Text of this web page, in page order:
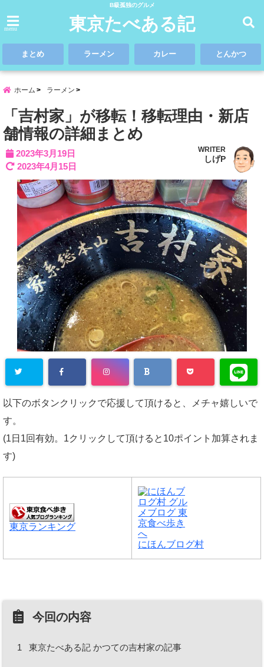
B級孤独のグルメ
menu 東京たべある記
まとめ ラーメン カレー とんかつ
ホーム ラーメン
「吉村家」が移転！移転理由・新店
舗情報の詳細まとめ
2023年3月19日
2023年4月15日
WRITER
しげP
以下のボタンクリックで応援して頂けると、メチャ嬉しいで
す。
(1日1回有効。1クリックして頂けると10ポイント加算されま
す)
東京ランキング
にほんブログ村
今回の内容
1 東京たべある記 かつての吉村家の記事